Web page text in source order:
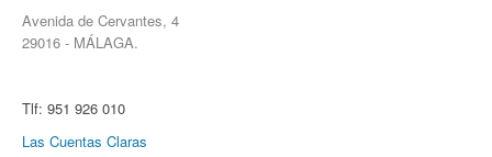
Avenida de Cervantes, 4
29016 - MÁLAGA.
Tlf: 951 926 010
Las Cuentas Claras